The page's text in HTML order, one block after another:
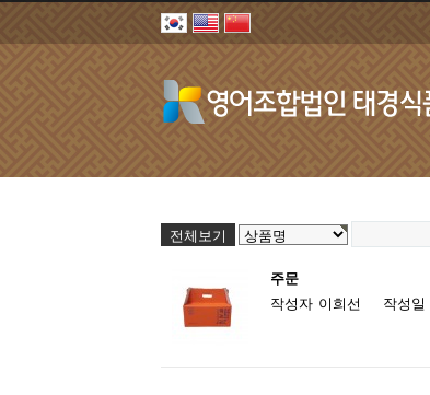
전체보기
주문
작성자 이희선 작성일